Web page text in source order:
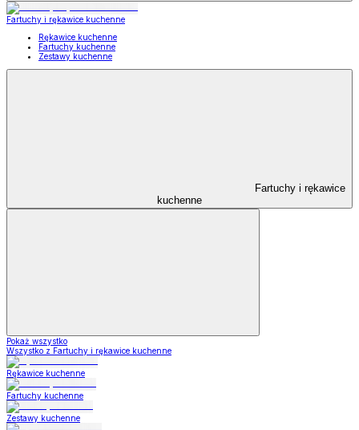
Fartuchy i rękawice kuchenne
Rękawice kuchenne
Fartuchy kuchenne
Zestawy kuchenne
Fartuchy i rękawice
kuchenne
Pokaż wszystko
Wszystko z Fartuchy i rękawice kuchenne
Rękawice kuchenne
Fartuchy kuchenne
Zestawy kuchenne